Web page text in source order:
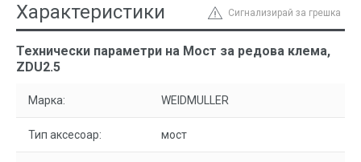
Сигнализирай за грешка
Характеристики
Технически параметри на Мост за редова клема,
ZDU2.5
Марка: WEIDMULLER
Тип аксесоар: мост